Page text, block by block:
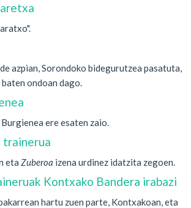
azpian, Sorondoko bidegurutzea pasatuta,
ondoan dago.
ere esaten zaio.
trainerua
eta Zuberoa izena urdinez idatzita zegoen.
Kontxako Bandera irabazi
hartu zuen parte, Kontxakoan, eta